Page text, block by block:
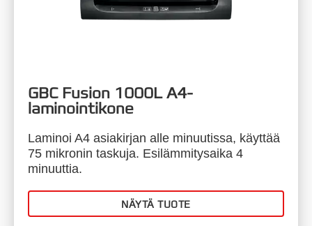
GBC Fusion 1000L A4-
laminointikone
Laminoi A4 asiakirjan alle minuutissa, käyttää
75 mikronin taskuja. Esilämmitysaika 4
minuuttia.
NÄYTÄ TUOTE